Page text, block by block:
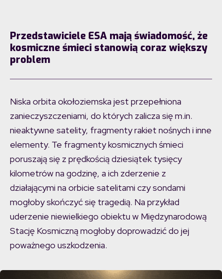
Przedstawiciele ESA mają świadomość, że
kosmiczne śmieci stanowią coraz większy
problem
Niska orbita okołoziemska jest przepełniona
zanieczyszczeniami, do których zalicza się m.in.
nieaktywne satelity, fragmenty rakiet nośnych i inne
elementy. Te fragmenty kosmicznych śmieci
poruszają się z prędkością dziesiątek tysięcy
kilometrów na godzinę, a ich zderzenie z
działającymi na orbicie satelitami czy sondami
mogłoby skończyć się tragedią. Na przykład
uderzenie niewielkiego obiektu w Międzynarodową
Stację Kosmiczną mogłoby doprowadzić do jej
poważnego uszkodzenia.